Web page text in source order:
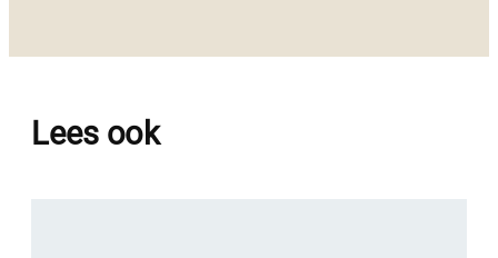
Lees ook